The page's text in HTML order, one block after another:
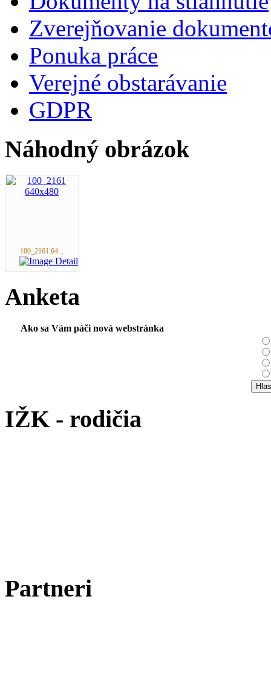
Zverejňovanie
Ponuka práce
Verejné obstarávanie
GDPR
Náhodný obrázok
100_2161 64...
Anketa
Ako sa Vám páči nová webstránka
IŽK - rodičia
Partneri